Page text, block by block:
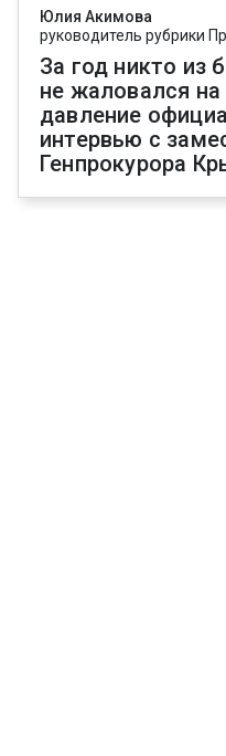
Юлия Акимова
руководитель рубрики
За год никто из
не жаловался на
давление
интервью с
Генпрокурора